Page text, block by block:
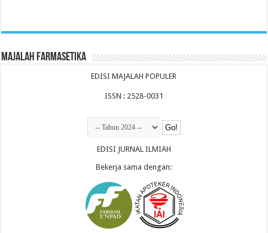
Majalah Farmasetika
EDISI MAJALAH POPULER
ISSN : 2528-0031
EDISI JURNAL ILMIAH
Bekerja sama dengan: